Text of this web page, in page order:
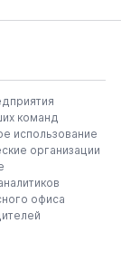
команд
использование
организации
офиса